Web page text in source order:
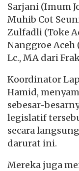
Sarjani (Imum
Muhib Cot
Zulfadli (Toke
Nanggroe Aceh
Lc., MA dari
Koordinator
Hamid,
sebesar-
legislatif
secara
darurat ini.
Mereka juga